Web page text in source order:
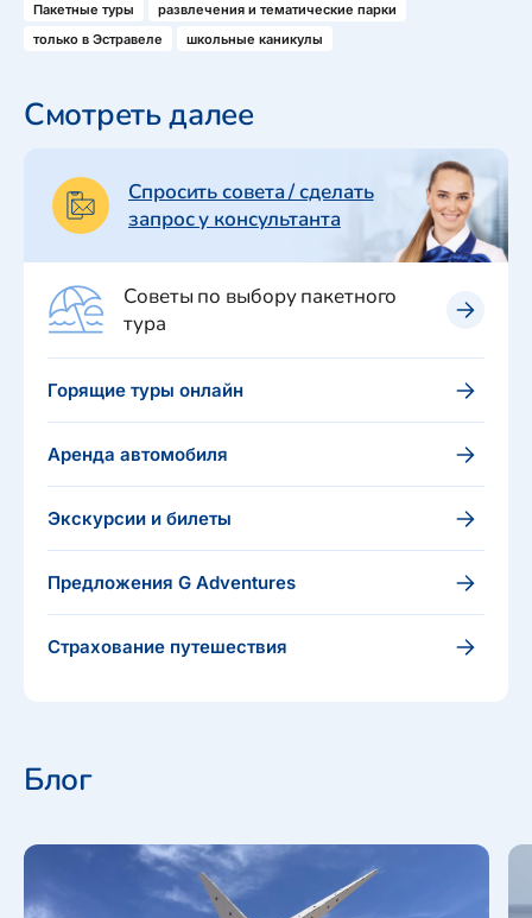
Пакетные туры
развлечения и тематические парки
только в Эстравеле
школьные каникулы
Смотреть далее
Спросить совета / сделать
запрос у консультанта
Советы по выбору пакетного
тура
Горящие туры онлайн
Аренда автомобиля
Экскурсии и билеты
Предложения G Adventures
Страхование путешествия
Блог